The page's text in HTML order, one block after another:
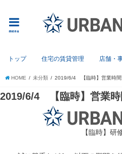
menu
トップ 住宅の賃貸管理 店舗・
HOME 未分類 2019/6/4 【臨時】営業時間
2019/6/4 【臨時】営業時
【臨時】研